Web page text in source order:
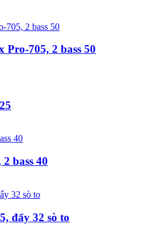
Pro-705, 2 bass 50
bass 40
đẩy 32 sò to